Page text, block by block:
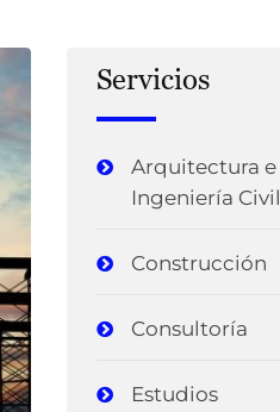
Servicios
Arquitectura e
Ingeniería Civil
Construcción
Consultoría
Estudios